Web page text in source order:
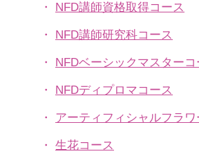
・ NFD講師資格取得コース
・ NFD講師研究科コース
・ NFDベーシックマスターコ
・ NFDディプロマコース
・ アーティフィシャルフラ
​・ 生花コース